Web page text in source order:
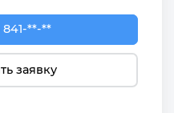
70-09
**-**
заявку